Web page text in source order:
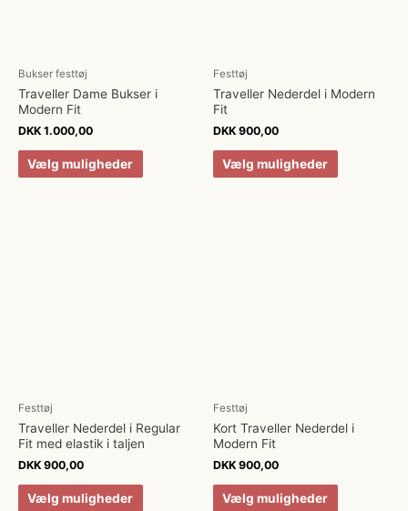
Bukser festtøj
Traveller Dame Bukser i
Modern Fit
DKK 1.000,00
Vælg muligheder
Festtøj
Traveller Nederdel i Modern
Fit
DKK 900,00
Vælg muligheder
Festtøj
Traveller Nederdel i Regular
Fit med elastik i taljen
DKK 900,00
Vælg muligheder
Festtøj
Kort Traveller Nederdel i
Modern Fit
DKK 900,00
Vælg muligheder